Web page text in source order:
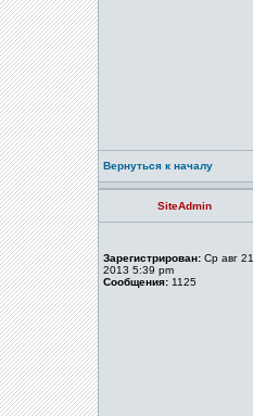
Вернуться к началу
SiteAdmin
Зарегистрирован: Ср авг 21,
2013 5:39 pm
Сообщения: 1125